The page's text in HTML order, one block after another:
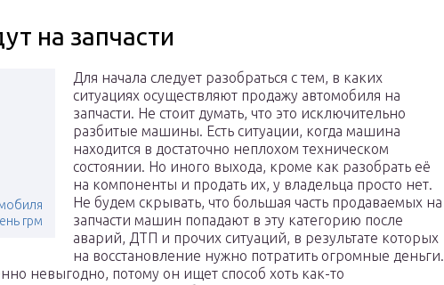
на запчасти
грм
Для начала следует разобраться с тем, в каких
ситуациях осуществляют продажу автомобиля на
запчасти. Не стоит думать, что это исключительно
разбитые машины. Есть ситуации, когда машина
находится в достаточно неплохом техническом
состоянии. Но иного выхода, кроме как разобрать её
на компоненты и продать их, у владельца просто нет.
Не будем скрывать, что большая часть продаваемых на
запчасти машин попадают в эту категорию после
аварий, ДТП и прочих ситуаций, в результате которых
на восстановление нужно потратить огромные деньги.
невыгодно, потому он ищет способ хоть как-то